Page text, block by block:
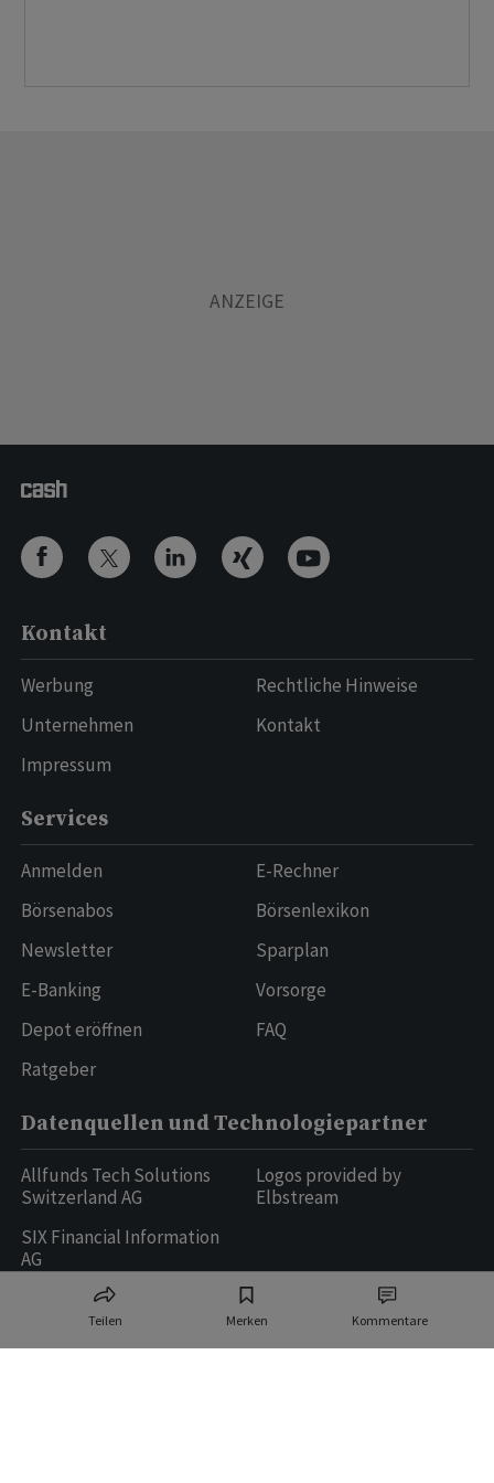
Teilen Merken Kommentare
Kontakt
Werbung
Unternehmen
Impressum
Rechtliche Hinweise
Kontakt
Services
Anmelden
Börsenabos
Newsletter
E-Banking
Depot eröffnen
Ratgeber
E-Rechner
Börsenlexikon
Sparplan
Vorsorge
FAQ
Datenquellen und Technologiepartner
Allfunds Tech Solutions
Switzerland AG
SIX Financial Information
AG
Logos provided by
Elbstream